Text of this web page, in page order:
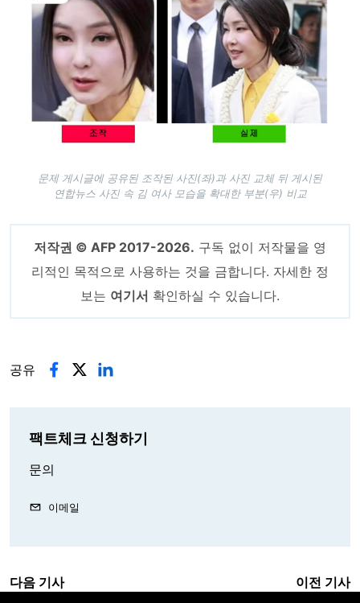
문제 게시글에 공유된 조작된 사진(좌)과 사진 교체 뒤 게시된
연합뉴스 사진 속 김 여사 모습을 확대한 부분(우) 비교
저작권 © AFP 2017-2026. 구독 없이 저작물을 영
리적인 목적으로 사용하는 것을 금합니다. 자세한 정
보는 여기서 확인하실 수 있습니다.
공유
팩트체크 신청하기
문의
이메일
다음 기사 이전 기사